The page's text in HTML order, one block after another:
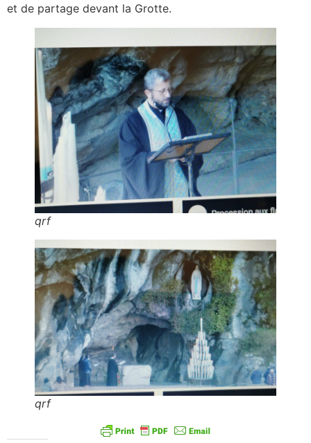
et de partage devant la Grotte.
qrf
qrf